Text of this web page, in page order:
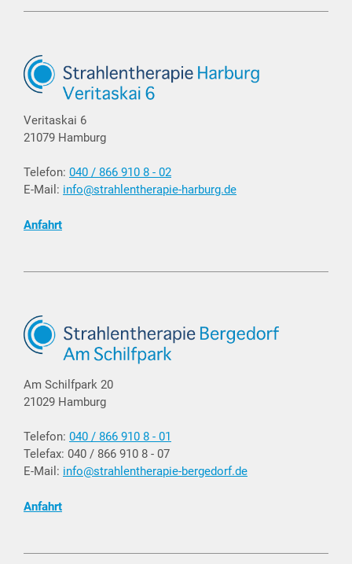
Veritaskai 6
21079 Hamburg
Telefon: 040 / 866 910 8 - 02
E-Mail: info@strahlentherapie-harburg.de
Anfahrt
Am Schilfpark 20
21029 Hamburg
Telefon: 040 / 866 910 8 - 01
Telefax: 040 / 866 910 8 - 07
E-Mail: info@strahlentherapie-bergedorf.de
Anfahrt